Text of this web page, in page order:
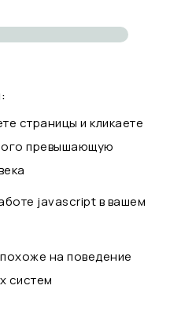
страницы и кликаете
превышающую
javascript в вашем
на поведение
систем